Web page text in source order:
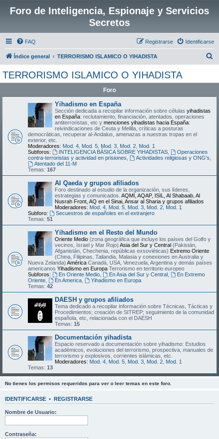
Foro de Inteligencia, Espionaje y Servicios
Secretos
FAQ Identificarse
Registrarse
Índice general TERRORISMO ISLAMICO O YIHADISTA
TERRORISMO ISLAMICO O YIHADISTA
Foro
Yihadismo en España
Sección dedicada a recopilar información sobre células yihadistas
en España: reclutamiento, financiación, atentados, operaciones
antiterroristas, etc y menciones yihadistas hacia España:
reivindicaciones de Ceuta y Melilla, críticas a posturas
democráticas, recuperar al-Andalus, amenazas a nuestras tropas en el
exterior, etc.
Moderadores: Mod. 4 Mod. 5 Mod. 3 Mod. 2 Mod. 1
Subforos:
INTELIGENCIA BÁSICA SOBRE YIHADISTAS,
Operaciones
contra-terroristas y actividad en prisiones
Actividades religiosas y ONG's
Atentado del 11-M
Temas: 167
Al Qaeda y grupos afiliados
Foro destinado al estudio de la organización, sus líderes,
estrategias y comunicados. AQMI, AQAP, ISIL, Al Shabaab, Al
Nusrah Front, AQ en el Sinai, Ansar al Sharia y grupos afiliados
Moderadores: Mod. 4 Mod. 5 Mod. 3 Mod. 2 Mod. 1
Subforo:
Secuestros de españoles en el extranjero
Temas: 51
Yihadismo en el Resto del Mundo
Oriente Medio (zona geográfica que incluye los países del Golfo y
vecinos, Israel y Mar Rojo) Asia del Sur y Central (Pakistán,
Afganistán, Chechenia, repúblicas exsoviéticas) Extremo Oriente
(China, Filipinas, Tailandia, Malasia y conexiones en Australia y
Nueva Zelanda) América Canadá, USA, Venezuela, Argentina y demás países
americanos Yihadismo en Europa Terrorismo en territorio europeo
Subforos:
En Oriente Medio, En Asia del Sur y Central,
En Extremo
Oriente
En America,
Yihadismo en Europa
Temas: 42
DAESH y grupos afiliados
Tema dedicado a recopilar información sobre Técnicas, Tácticas y
Procedimientos; creación de SITREP; seguimiento de la comunidad
española, etc, relacionada con el DAESH
Temas: 15
Documentación yihadista
Espacio reservado a documentación sobre yihadismo: Estudios
académicos, evoluciones del terrorismo, prospectiva, manuales de
terrorismo y explosivos, corrientes islámicas, etc.
Moderadores: Mod. 4 Mod. 5 Mod. 3 Mod. 2 Mod. 1
Temas: 13
No tienes los permisos requeridos para ver o leer temas en este foro.
IDENTIFICARSE • REGISTRARSE
Nombre de Usuario:
Contraseña: